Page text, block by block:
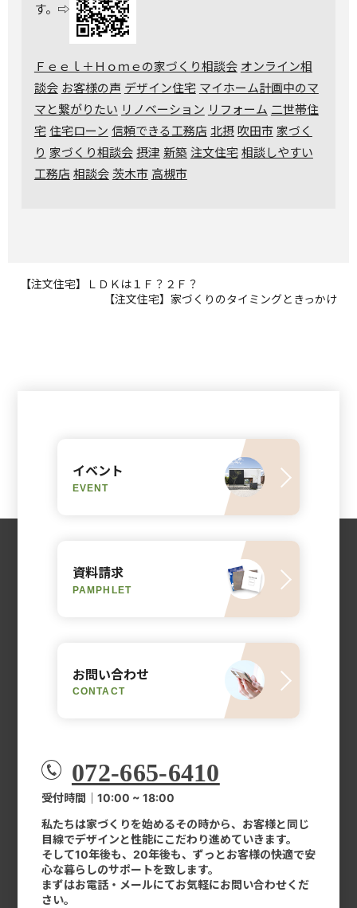
す。⇨
Ｆｅｅｌ＋Ｈｏｍｅの家づくり相談会 オンライン相
談会 お客様の声 デザイン住宅 マイホーム計画中のマ
マと繋がりたい リノベーション リフォーム 二世帯住
宅 住宅ローン 信頼できる工務店 北摂 吹田市 家づく
り 家づくり相談会 摂津 新築 注文住宅 相談しやすい
工務店 相談会 茨木市 高槻市
【注文住宅】ＬＤＫは１Ｆ？２Ｆ？
【注文住宅】家づくりのタイミングときっかけ
イベント
EVENT
資料請求
PAMPHLET
お問い合わせ
CONTACT
072-665-6410
受付時間｜10:00 ~ 18:00
私たちは家づくりを始めるその時から、お客様と同じ
目線でデザインと性能にこだわり進めていきます。
そして10年後も、20年後も、ずっとお客様の快適で安
心な暮らしのサポートを致します。
まずはお電話・メールにてお気軽にお問い合わせくだ
さい。